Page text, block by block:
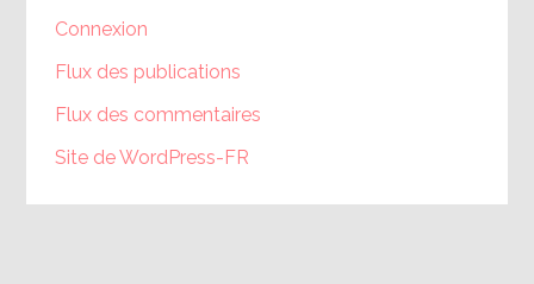
Connexion
Flux des publications
Flux des commentaires
Site de WordPress-FR